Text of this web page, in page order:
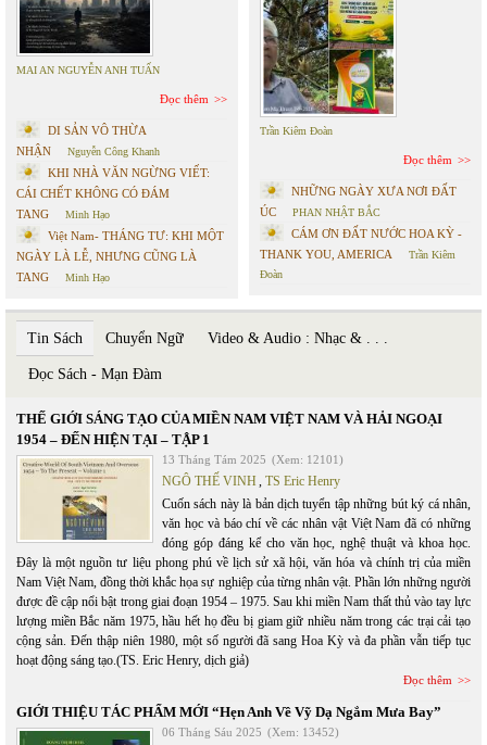
MAI AN NGUYỄN ANH TUẤN
Đọc thêm
DI SẢN VÔ THỪA
NHẬN
Nguyễn Công Khanh
KHI NHÀ VĂN NGỪNG VIẾT:
CÁI CHẾT KHÔNG CÓ ĐÁM
TANG
Minh Hạo
Việt Nam- THÁNG TƯ: KHI MỘT
NGÀY LÀ LỄ, NHƯNG CŨNG LÀ
TANG
Minh Hạo
Trần Kiêm Đoàn
Đọc thêm
NHỮNG NGÀY XƯA NƠI ĐẤT
ÚC
PHAN NHẬT BẮC
CÁM ƠN ĐẤT NƯỚC HOA KỲ -
THANK YOU, AMERICA
Trần Kiêm
Đoàn
Tin Sách Chuyển Ngữ Video & Audio : Nhạc & . . .
Đọc Sách - Mạn Đàm
THẾ GIỚI SÁNG TẠO CỦA MIỀN NAM VIỆT NAM VÀ HẢI NGOẠI
1954 – ĐẾN HIỆN TẠI – TẬP 1
13 Tháng Tám 2025 (Xem: 12101)
NGÔ THẾ VINH, TS Eric Henry
Cuốn sách này là bản dịch tuyển tập những bút ký cá nhân,
văn học và báo chí về các nhân vật Việt Nam đã có những
đóng góp đáng kể cho văn học, nghệ thuật và khoa học.
Đây là một nguồn tư liệu phong phú về lịch sử xã hội, văn hóa và chính trị của miền
Nam Việt Nam, đồng thời khắc họa sự nghiệp của từng nhân vật. Phần lớn những người
được đề cập nổi bật trong giai đoạn 1954 – 1975. Sau khi miền Nam thất thủ vào tay lực
lượng miền Bắc năm 1975, hầu hết họ đều bị giam giữ nhiều năm trong các trại cải tạo
cộng sản. Đến thập niên 1980, một số người đã sang Hoa Kỳ và đa phần vẫn tiếp tục
hoạt động sáng tạo.(TS. Eric Henry, dịch giả)
Đọc thêm
GIỚI THIỆU TÁC PHẨM MỚI “Hẹn Anh Về Vỹ Dạ Ngắm Mưa Bay”
06 Tháng Sáu 2025 (Xem: 13452)